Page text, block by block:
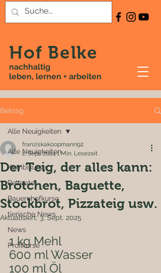
Hof Belke
nachhaltig
leben, lernen + arbeiten
Beitrag
Alle Neuigkeiten
Kombikurse
Rezepte
Bauernhofkurse
tierische News
News
Profikurse
Alle Neuigkeiten
Der Teig, der alles kann:
Brötchen, Baguette,
Stockbrot, Pizzateig usw.
franziskakoopmann92
2. Sept. 20241 Min. Lesezeit
Aktualisiert:3. Sept. 2025
1 kg Mehl
600 ml Wasser
100 ml Öl